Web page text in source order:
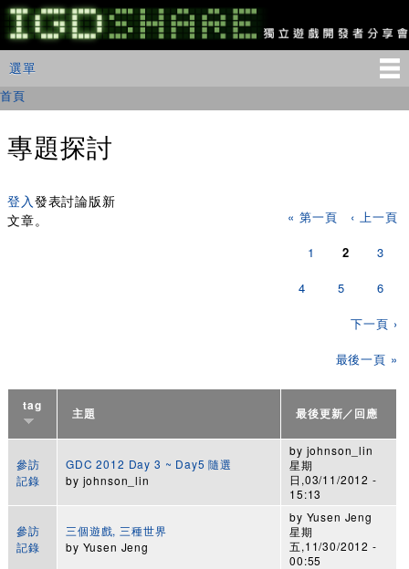
移
至
主
IGDSHARE
獨
遊
發
享
會
主選單
選單
您在這裡
首頁
專題探討
登入 發表討論版新
文章。
« 第一頁 ‹ 上一頁
1 2 3
4 5 6
下一頁 ›
最後一頁 »
tag
主題 最後更新／回應
參訪
記錄
GDC 2012 Day 3 ~ Day5 隨選
by johnson_lin
by johnson_lin
星期
日,03/11/2012 -
15:13
參訪
記錄
三個遊戲, 三種世界
by Yusen Jeng
by Yusen Jeng
星期
五,11/30/2012 -
00:55